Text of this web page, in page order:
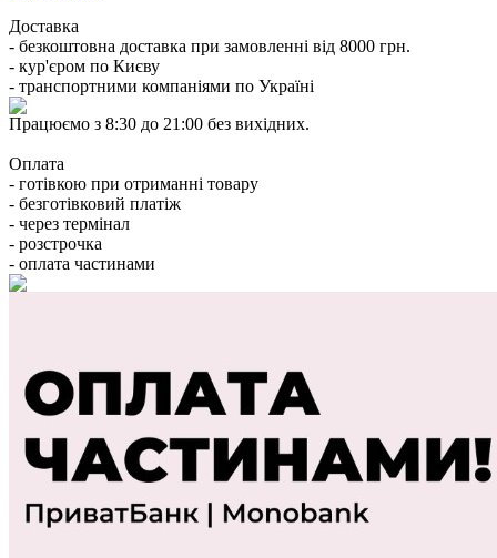
Доставка
- безкоштовна доставка при замовленні від 8000 грн.
- кур'єром по Києву
- транспортними компаніями по Україні
Працюємо з 8:30 до 21:00 без вихідних.
Оплата
- готівкою при отриманні товару
- безготівковий платіж
- через термінал
- розстрочка
- оплата частинами